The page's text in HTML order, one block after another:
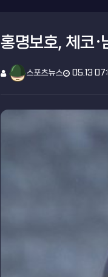
홍명보호, 체코
스포츠뉴스 05.13